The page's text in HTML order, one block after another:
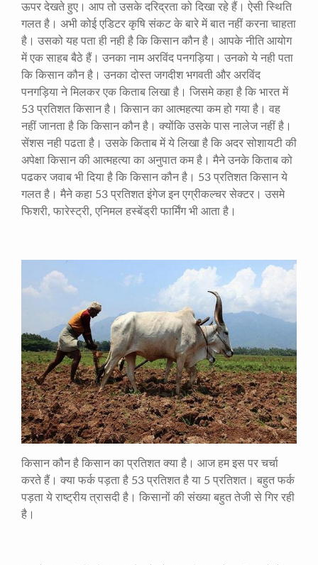
ऊपर देखते हुए। आप तो उसके दरिद्रता को दिखा रहे हैं। ऐसी स्थिति
गलत है। अभी कोई एडिटर कृषि संकट के बारे में बात नहीं करना चाहता
है। उसको यह पता ही नही है कि किसान कौन है। आपके नीति आयोग
में एक साहब बैठे हैं। उनका नाम अरविंद पनगड़िया। उनको ये नही पता
कि किसान कौन है। उनका दोस्त जगदीश भगवती और अरविंद
पनगड़िया ने मिलकर एक किताब लिखा है। जिसमे कहा है कि भारत में
53 प्रतिशत किसान है। किसान का आत्महत्या कम हो गया है। वह
नहीं जानता है कि किसान कौन है। क्योंकि उसके पास नालेज नहीं है।
सेंशस नही पढता है। उसके किताब में ये लिखा है कि अदर सोशायटी की
अपेक्षा किसान की आत्महत्या का अनुपात कम है। मैने उनके किताब को
पढकर जवाब भी दिया है कि किसान कौन है। 53 प्रतिशत किसान ये
गलत है। मैने कहा 53 प्रतिशत इंगेज इन एग्रीकल्चर सेक्टर। उसमे
फिशरी, फारेस्ट्री, एनिमल हस्बेंड्री फार्मिंग भी आता है।
किसान कौन है किसान का प्रतिशत क्या है। आज हम इस पर चर्चा
करते हैं। क्या फर्क पड़ता है 53 प्रतिशत है या 5 प्रतिशत। बहुत फर्क
पड़ता ये राष्ट्रीय त्रासदी है। किसानों की संख्या बहुत तेजी से गिर रही
है।